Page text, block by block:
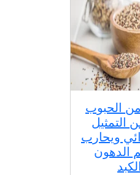
الحبوب
التمثيل
ويحارب
الدهون